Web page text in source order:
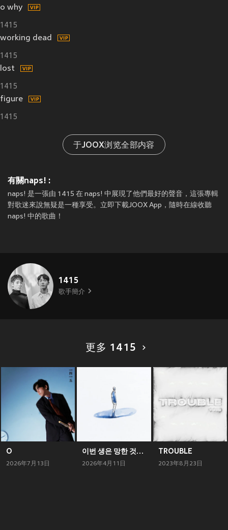
o why
1415
working dead
1415
lost
1415
figure
1415
于JOOX浏览全部内容
有關naps! :
naps! 是一張由 1415 在 naps! 中展現了他們最好的聲音，這張專輯
對歌迷來說無疑是一種享受。立即下載JOOX App，隨時在線收聽
naps! 中的歌曲！
1415
歌手簡介
更多 1415
O
2026年7月13日
이번 생은 망한 것만 같아
2026年4月11日
TROUBLE
2023年8月23日